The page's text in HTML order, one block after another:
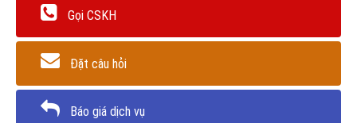
Gọi CSKH
Đặt câu hỏi
Báo giá dịch vụ